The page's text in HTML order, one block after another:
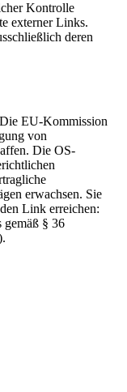
Kontrolle
externer Links.
deren
EU-Kommission
von
Die OS-
erwachsen. Sie
Link erreichen:
gemäß § 36